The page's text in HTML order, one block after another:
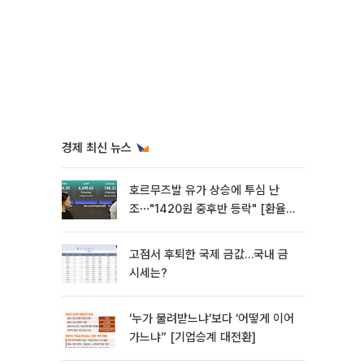
경제 최신 뉴스
호르무즈발 유가 상승에 투심 난
조⋯"1420원 중후반 등락" [환율전
고점서 후퇴한 국제 금값…국내 금
시세는?
‘누가 물려받느냐’보다 ‘어떻게 이어
가느냐” [기업승계 대전환]